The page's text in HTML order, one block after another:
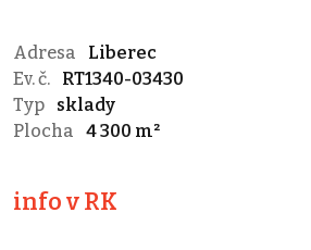
Adresa
Liberec
Ev. č.
RT1340-03430
Typ
sklady
Plocha
4 300 m²
info v RK